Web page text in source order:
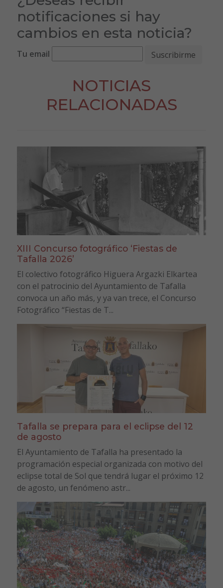
notificaciones si hay
cambios en esta noticia?
Tu email
NOTICIAS
RELACIONADAS
XIII Concurso fotográfico ‘Fiestas de
Tafalla 2026’
El colectivo fotográfico Higuera Argazki Elkartea
con el patrocinio del Ayuntamiento de Tafalla
convoca un año más, y ya van trece, el Concurso
Fotográfico “Fiestas de T...
Tafalla se prepara para el eclipse del 12
de agosto
El Ayuntamiento de Tafalla ha presentado la
programación especial organizada con motivo del
eclipse total de Sol que tendrá lugar el próximo 12
de agosto, un fenómeno astr...